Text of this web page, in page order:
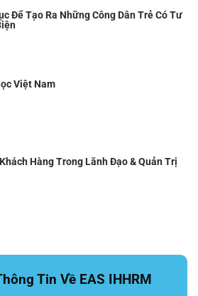
Để Tạo Ra Những Công Dân Trẻ Có Tư
Việt Nam
Hàng Trong Lãnh Đạo & Quản Trị
Tin Về EAS IHHRM